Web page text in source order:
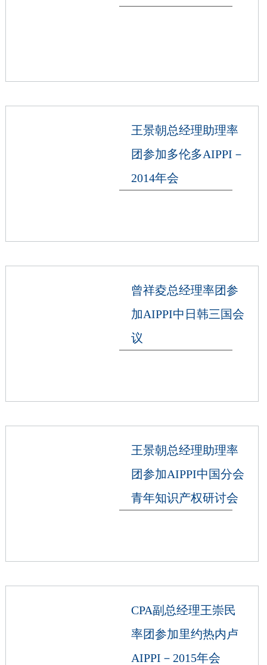
王景朝总经理助理率
团参加多伦多AIPPI－
2014年会
曾祥夌总经理率团参
加AIPPI中日韩三国会
议
王景朝总经理助理率
团参加AIPPI中国分会
青年知识产权研讨会
CPA副总经理王崇民
率团参加里约热内卢
AIPPI－2015年会